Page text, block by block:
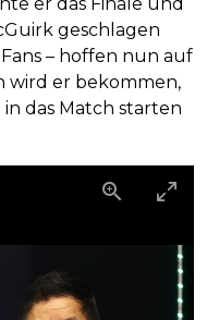
geschlagen
– hoffen nun auf
wird er bekommen,
das Match starten